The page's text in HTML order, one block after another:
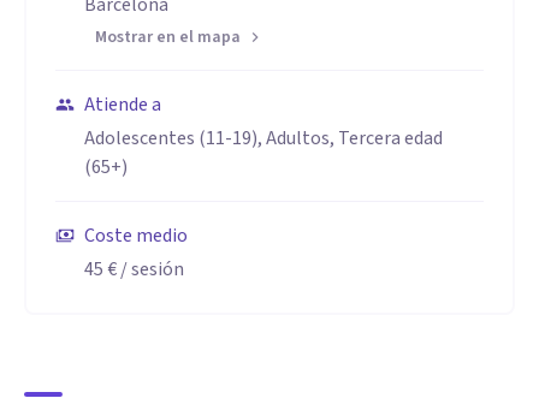
Mostrar en el mapa
Atiende a
Adolescentes (11-19), Adultos, Tercera edad
(65+)
Coste medio
45 €/ sesión